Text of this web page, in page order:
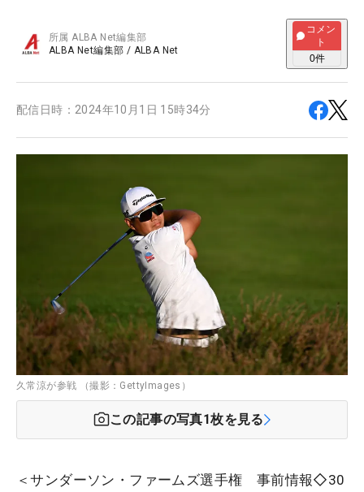
所属ALBA Net編集部
ALBA Net編集部 / ALBA Net
コメン
ト
0件
配信日時： 2024年10月1日 15時34分
久常涼が参戦 （撮影：GettyImages）
この記事の写真1枚を見る
＜サンダーソン・ファームズ選手権 事前情報◇30